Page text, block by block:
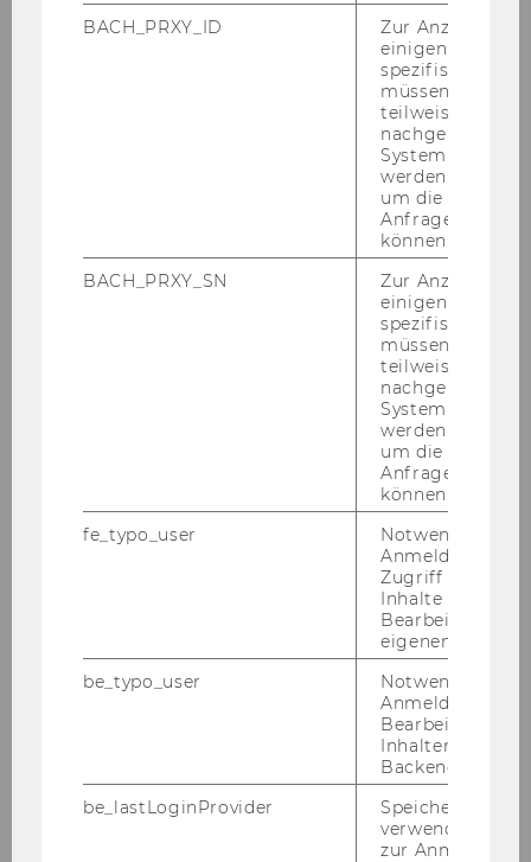
sabina.haider@wu.ac.at
BACH_PRXY_ID
Zur Anzeige von
einigen WU-
spezifischen
müssen
teilweise von
nachgelagerten
System
werden.
um die Antwort
Anfrage
können.
BACH_PRXY_SN
Zur Anzeige von
einigen WU-
spezifischen
müssen
teilweise von
nachgelagerten
System
werden.
um die Antwort
Anfrage
können.
fe_typo_user
Notwendig für
Anmeldung und
Zugriff auf
Inhalte oder zur
Bearbeitung des
eigenen Profils.
be_typo_user
Notwendig für
Anmeldung und
Bearbeitung von
Inhalten im
Backend.
be_lastLoginProvider
Speichert die
verwendete
zur Anmeldung